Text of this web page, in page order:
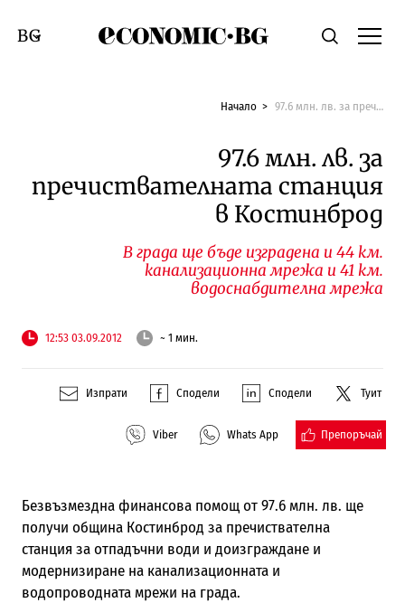
Economic.bgТърсене
Смяна на език
Начало 97.6 млн. лв. за пречиствателната станция в Костинброд
97.6 млн. лв. за
пречиствателната станция
в Костинброд
В града ще бъде изградена и 44 км.
канализационна мрежа и 41 км.
водоснабдителна мрежа
12:53 03.09.2012 ~ 1 мин.
Изпрати Сподели Сподели Туит
Viber Whats App Препоръчай
Безвъзмездна финансова помощ от 97.6 млн. лв. ще
получи община Костинброд за пречиствателна
станция за отпадъчни води и доизграждане и
модернизиране на канализационната и
водопроводната мрежи на града.